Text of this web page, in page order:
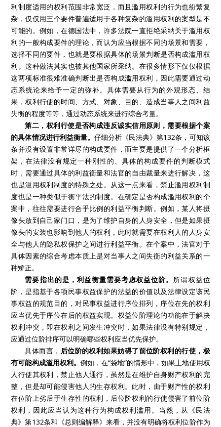
利制度适用的权利范围非常宽泛，而且滥用权利的行为也纷繁复
杂，仅仅用三个要件普遍适用于各种复杂的滥用权利的案型是不
可能的。例如，在德国法中，许多法院一直拒绝采纳关于滥用权
利的一般构成要件的理论，而认为应当根据不同的场景和需要，
选择不同的要件，也就是要根据具体的场景判断是否构成滥用权
利。这种做法其实也被其他国家所采纳。在很多情形下仅仅根据
这两项标准很难准确判断出是否构成滥用权利，因此需要通过动
态系统论来给予一定的弥补。具体需要从行为的外观形态、结
果，权利行使的时间、方式、对象、目的、造成当事人之间利益
失衡的程度等等，通过动态系统来进行综合考量。
第二，权利行使是否构成违反诚实信用原则，需要根据个案
的具体情况进行利益衡量。 仔细分析《民法典》第132条，可知该
条并没有设置非常详尽的构成要件，而主要是提供了一个分析框
架，在法律没有规定一种刚性的、具体的构成要件的判断模式
时，需要通过具体的利益衡量和法官的自由裁量来进行解决，这
也是滥用权利制度的特殊之处。从这一点来看，禁止滥用权利制
度也是一种类似于衡平法的制度。在确定是否构成滥用权利的个
案中，往往需要进行合乎比例的利益平衡判断。例如，某人将摄
像头放到自己家门口，是为了维护自身的人身安全，但是如果摄
像头的安装也影响到他人的权利，此时就需要在权利人的人身安
全与他人的隐私权保护之间进行利益平衡。在个案中，法官对于
具体因素的综合考虑本质上是对当事人之间失衡的利益关系的一
种矫正。
需要指出的是，利益衡量需要考虑权益位阶。 所谓权益位
阶，是指基于各项民事权益保护的法益的价值以及法律设定该民
事权益的规范目的，对民事权益进行序位排列，序位在先的权利
应当优先于序位在后的权益实现。权益位阶理论的功能在于解决
权利冲突，即在权利之间发生冲突时，如果法律没有特别规定，
应通过位阶排序可以明确哪些权利应当优先保护。
具体而言， 后位阶的权利如果妨碍了前位阶权利的行使，极
有可能构成滥用权利。 例如，在“袋地”的情形中，如果土地使用权
人行使其权利，禁止他人通行，虽然是在维护自身财产权利的完
整，但是却可能侵害他人的生存权利。此时，由于财产性的权利
在位阶上劣后于生存性的权利，后位阶权利的行使侵害了前位阶
权利，因此应当认为这种行为构成权利滥用。当然，从《民法
典》第132条和《总则编解释》来看，并没有明确将权利位阶作为